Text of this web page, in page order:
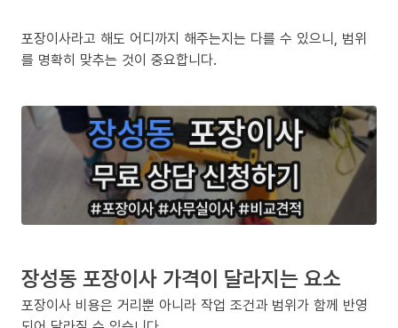
포장이사라고 해도 어디까지 해주는지는 다를 수 있으니, 범위
를 명확히 맞추는 것이 중요합니다.
장성동 포장이사 가격이 달라지는 요소
포장이사 비용은 거리뿐 아니라 작업 조건과 범위가 함께 반영